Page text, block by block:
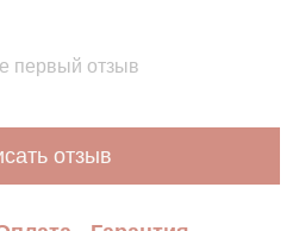
первый отзыв
отзыв